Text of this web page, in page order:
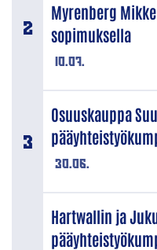
10.07.
Myrenberg
sopimuksella
30.06.
Osuuskauppa
Hartwallin ja